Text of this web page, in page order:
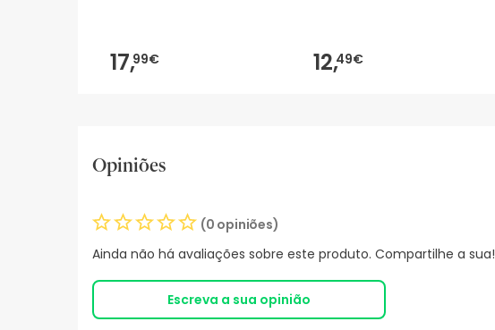
17,99€ 12,49€
Opiniões
(0 opiniões)
Ainda não há avaliações sobre este produto. Compartilhe a sua!
Escreva a sua opinião